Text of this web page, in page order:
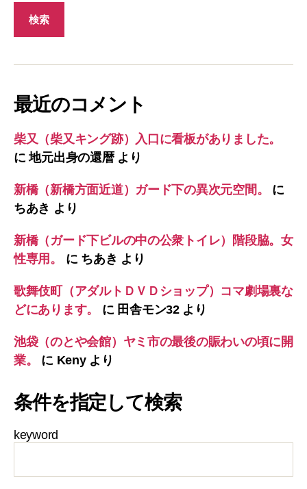
最近のコメント
柴又（柴又キング跡）入口に看板がありました。
に地元出身の還暦より
新橋（新橋方面近道）ガード下の異次元空間。
に
ちあき より
新橋（ガード下ビルの中の公衆トイレ）階段脇。女
性専用。
に ちあき より
歌舞伎町（アダルトＤＶＤショップ）コマ劇場裏な
どにあります。
に 田舎モン32より
池袋（のとや会館）ヤミ市の最後の賑わいの頃に開
業。
に Kenyより
条件を指定して検索
keyword